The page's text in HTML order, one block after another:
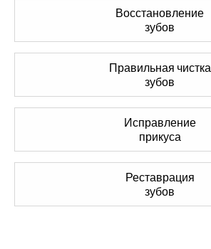
Восстановление
зубов
Правильная чистка
зубов
Исправление
прикуса
Реставрация
зубов